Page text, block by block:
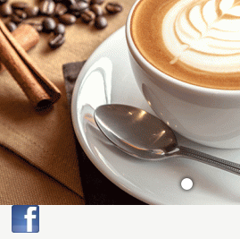
Det finns många olika
sorters kaffe att välja
mellan och beroende...